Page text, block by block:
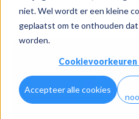
niet. Wel wordt er een kleine
geplaatst om te onthouden
worden.
Accepteer alle cookies
Learnings
Über uns